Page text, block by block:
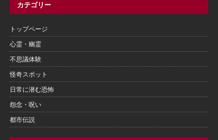
カテゴリー
トップページ
心霊・幽霊
不思議体験
怪奇スポット
日常に潜む恐怖
怨念・呪い
都市伝説